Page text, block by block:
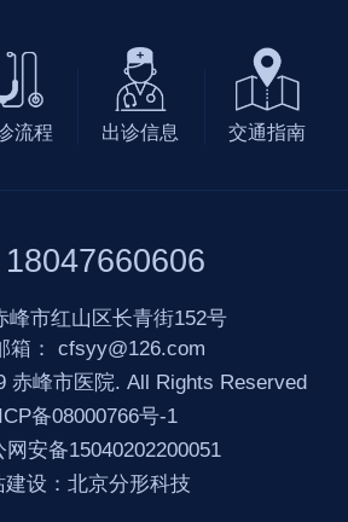
流程 出诊信息 交通指南
18047660606
峰市红山区长青街152号
箱： cfsyy@126.com
赤峰市医院. All Rights Reserved
备08000766号-1
网安备15040202200051
建设 ： 北京分形科技